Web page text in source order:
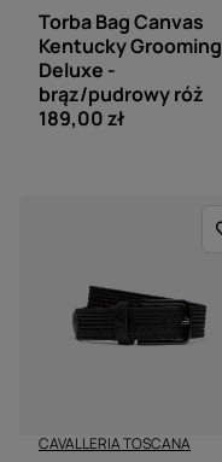
Torba Bag Canvas
Kentucky Grooming
Deluxe -
brąz/pudrowy róż
189,00 zł
CAVALLERIA TOSCANA